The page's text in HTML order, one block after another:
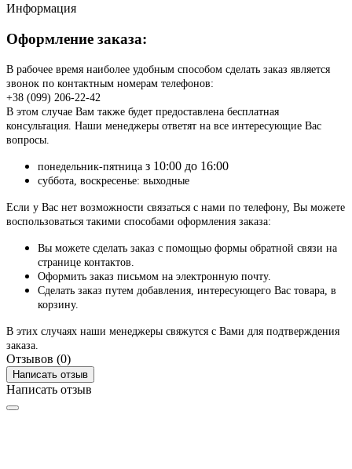
Информация
Оформление заказа:
В рабочее время наиболее удобным способом сделать заказ является
звонок по контактным номерам телефонов:
+38 (099) 206-22-42
В этом случае Вам также будет предоставлена бесплатная
консультация. Наши менеджеры ответят на все интересующие Вас
вопросы.
понедельник-пятница з 10:00 до 16:00
суббота, воскресенье: выходные
Если у Вас нет возможности связаться с нами по телефону, Вы можете
воспользоваться такими способами оформления заказа:
Вы можете сделать заказ с помощью формы обратной связи на
странице контактов.
Оформить заказ письмом на электронную почту.
Сделать заказ путем добавления, интересующего Вас товара, в
корзину.
В этих случаях наши менеджеры свяжутся с Вами для подтверждения
заказа.
Отзывов (0)
Написать отзыв
Написать отзыв